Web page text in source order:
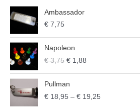
Ambassador
€ 7,75
Napoleon
€3,75 € 1,88
Pullman
€ 18,95 –€ 19,25